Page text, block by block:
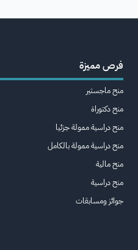
فرص مميزة
منح ماجستير
منح دكتوراة
منح دراسية ممولة جزئيا
منح دراسية ممولة بالكامل
منح مالية
منح دراسية
جوائز ومسابقات